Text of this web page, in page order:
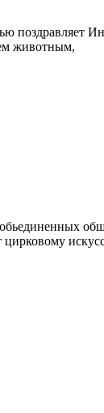
поздравляет
животным,
обьединенных